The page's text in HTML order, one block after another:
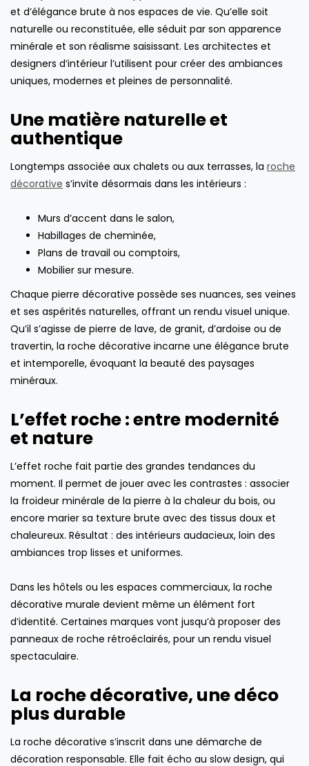
et d’élégance brute à nos espaces de vie. Qu’elle soit
naturelle ou reconstituée, elle séduit par son apparence
minérale et son réalisme saisissant. Les architectes et
designers d’intérieur l’utilisent pour créer des ambiances
uniques, modernes et pleines de personnalité.
Une matière naturelle et
authentique
Longtemps associée aux chalets ou aux terrasses, la roche
décorative s’invite désormais dans les intérieurs :
Murs d’accent dans le salon,
Habillages de cheminée,
Plans de travail ou comptoirs,
Mobilier sur mesure.
Chaque pierre décorative possède ses nuances, ses veines
et ses aspérités naturelles, offrant un rendu visuel unique.
Qu’il s’agisse de pierre de lave, de granit, d’ardoise ou de
travertin, la roche décorative incarne une élégance brute
et intemporelle, évoquant la beauté des paysages
minéraux.
L’effet roche : entre modernité
et nature
L’effet roche fait partie des grandes tendances du
moment. Il permet de jouer avec les contrastes : associer
la froideur minérale de la pierre à la chaleur du bois, ou
encore marier sa texture brute avec des tissus doux et
chaleureux. Résultat : des intérieurs audacieux, loin des
ambiances trop lisses et uniformes.
Dans les hôtels ou les espaces commerciaux, la roche
décorative murale devient même un élément fort
d’identité. Certaines marques vont jusqu’à proposer des
panneaux de roche rétroéclairés, pour un rendu visuel
spectaculaire.
La roche décorative, une déco
plus durable
La roche décorative s’inscrit dans une démarche de
décoration responsable. Elle fait écho au slow design, qui